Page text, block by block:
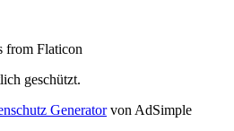
from Flaticon
geschützt.
Generatorvon AdSimple